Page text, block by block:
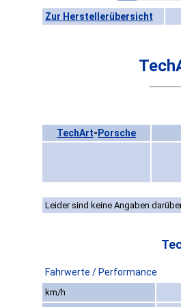
Zur Herstellerübersicht
TechArt- Porsche
Leider sind keine Angaben
Fahrwerte / Performance
km/h